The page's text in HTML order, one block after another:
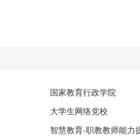
国家教育行政学院
大学生网络党校
智慧教育-职教教师能力